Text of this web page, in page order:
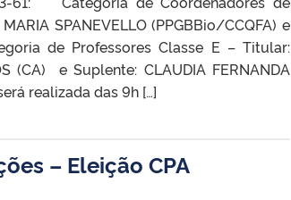
SPANEVELLO (PPGBBio/CCQFA) e
de Professores​ Classe E – Titular:
(CA) e Suplente: CLAUDIA FERNANDA
realizada das 9h […]
– Eleição CPA